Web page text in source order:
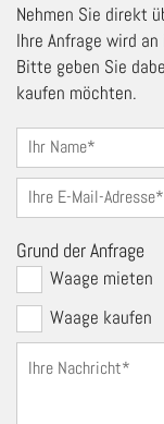
Nehmen Sie direkt
Ihre Anfrage wird an
Bitte geben Sie
kaufen möchten.
Grund der Anfrage
Waage mieten
Waage kaufen